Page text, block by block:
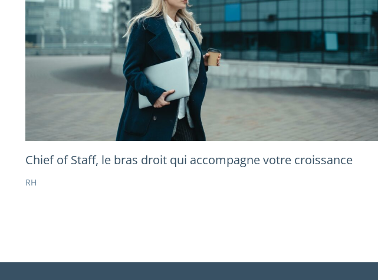
Chief of Staff, le bras droit qui accompagne votre croissance
RH